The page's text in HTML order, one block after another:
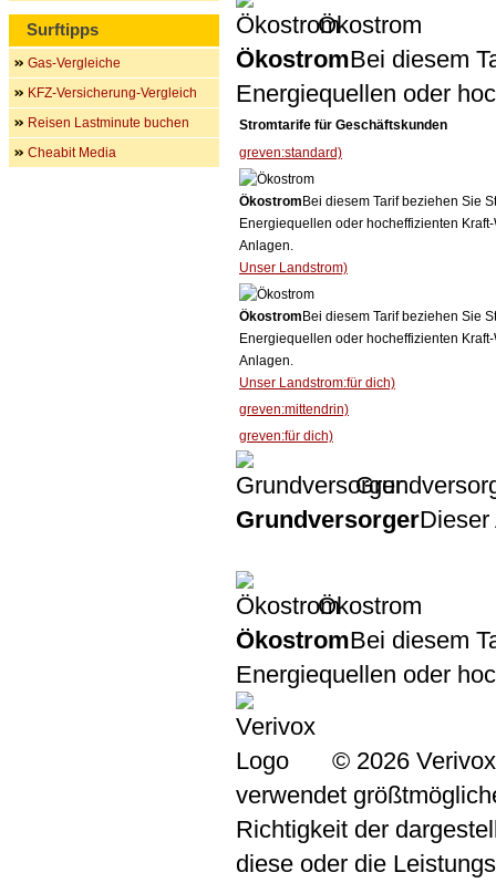
Ökostrom
ÖkostromBei diesem
Energiequellen oder
Stromtarife für Geschäftskunden
greven:standard)
Ökostrom Bei diesem Tarif beziehen Sie
Energiequellen oder hocheffizienten
Anlagen.
Unser Landstrom)
Ökostrom Bei diesem Tarif beziehen Sie
Energiequellen oder hocheffizienten
Anlagen.
Unser Landstrom:für dich)
greven:mittendrin)
greven:für dich)
GrundversorgerDieser
Ökostrom
ÖkostromBei diesem
Energiequellen oder
© 2026
verwendet
Richtigkeit der
diese oder die
Surftipps
Gas-Vergleiche
KFZ-Versicherung-Vergleich
Reisen Lastminute buchen
Cheabit Media